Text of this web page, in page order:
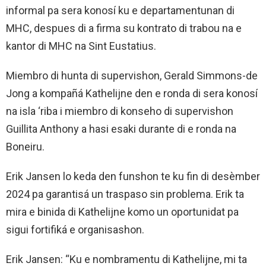
informal pa sera konosí ku e departamentunan di
MHC, despues di a firma su kontrato di trabou na e
kantor di MHC na Sint Eustatius.
Miembro di hunta di supervishon, Gerald Simmons-de
Jong a kompañá Kathelijne den e ronda di sera konosí
na isla ‘riba i miembro di konseho di supervishon
Guillita Anthony a hasi esaki durante di e ronda na
Boneiru.
Erik Jansen lo keda den funshon te ku fin di desèmber
2024 pa garantisá un traspaso sin problema. Erik ta
mira e binida di Kathelijne komo un oportunidat pa
sigui fortifiká e organisashon.
Erik Jansen: “Ku e nombramentu di Kathelijne, mi ta